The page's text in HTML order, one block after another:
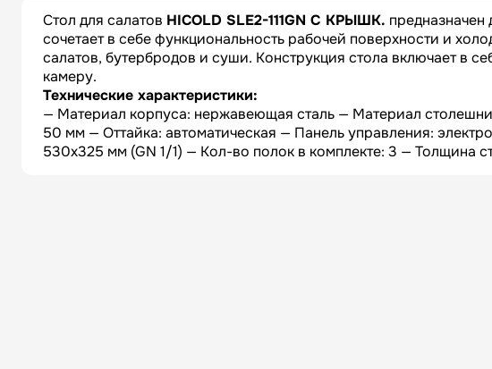
Стол для салатов HICOLD SLE2-111GN С КРЫШК.
сочетает в себе функциональность рабочей поверхности и
салатов, бутербродов и суши. Конструкция стола включает в
камеру.
Технические характеристики:
— Материал корпуса: нержавеющая сталь — Материал
50 мм — Оттайка: автоматическая — Панель управления:
530х325 мм (GN 1/1) — Кол-во полок в комплекте: 3 — Толщина